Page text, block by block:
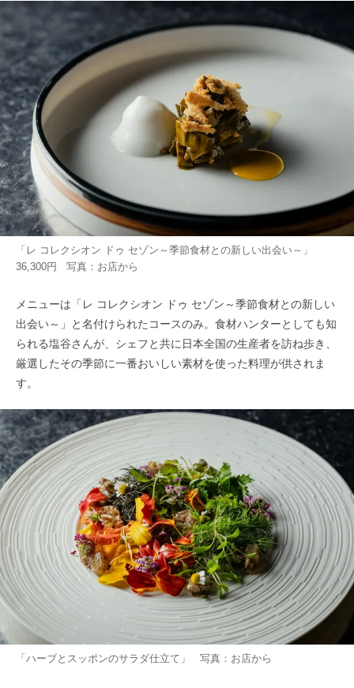
「レ コレクシオン ドゥ セゾン～季節食材との新しい出会い～」
36,300円 写真：お店から
メニューは「レ コレクシオン ドゥ セゾン～季節食材との新しい
出会い～」と名付けられたコースのみ。食材ハンターとしても知
られる塩谷さんが、シェフと共に日本全国の生産者を訪ね歩き、
厳選したその季節に一番おいしい素材を使った料理が供されま
す。
「ハーブとスッポンのサラダ仕立て」 写真：お店から